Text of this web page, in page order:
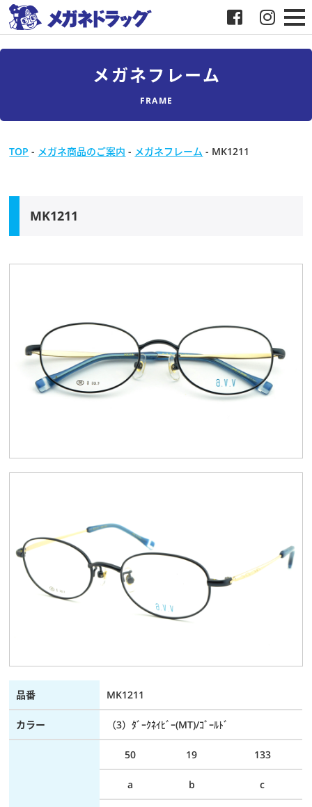
メガネドラッグについて
スタッフブログ
メガネフレーム
FRAME
TOP - メガネ商品のご案内 - メガネフレーム - MK1211
MK1211
品番 MK1211
カラー （3）ﾀﾞｰｸﾈｲﾋﾞｰ(MT)/ｺﾞｰﾙﾄﾞ
50 19 133
a b c